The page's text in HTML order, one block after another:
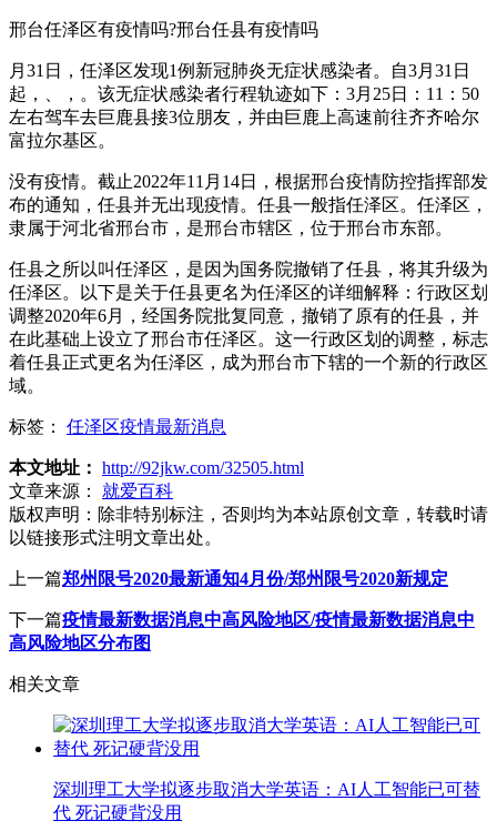
邢台任泽区有疫情吗?邢台任县有疫情吗
月31日，任泽区发现1例新冠肺炎无症状感染者。自3月31日
起，、，。该无症状感染者行程轨迹如下：3月25日：11：50
左右驾车去巨鹿县接3位朋友，并由巨鹿上高速前往齐齐哈尔
富拉尔基区。
没有疫情。截止2022年11月14日，根据邢台疫情防控指挥部发
布的通知，任县并无出现疫情。任县一般指任泽区。任泽区，
隶属于河北省邢台市，是邢台市辖区，位于邢台市东部。
任县之所以叫任泽区，是因为国务院撤销了任县，将其升级为
任泽区。以下是关于任县更名为任泽区的详细解释：行政区划
调整2020年6月，经国务院批复同意，撤销了原有的任县，并
在此基础上设立了邢台市任泽区。这一行政区划的调整，标志
着任县正式更名为任泽区，成为邢台市下辖的一个新的行政区
域。
标签： 任泽区疫情最新消息
本文地址： http://92jkw.com/32505.html
文章来源：
就爱百科
版权声明： 除非特别标注，否则均为本站原创文章，转载时请
以链接形式注明文章出处。
上一篇郑州限号2020最新通知4月份/郑州限号2020新规定
下一篇疫情最新数据消息中高风险地区/疫情最新数据消息中
高风险地区分布图
相关文章
深圳理工大学拟逐步取消大学英语：AI人工智能已可替
代 死记硬背没用